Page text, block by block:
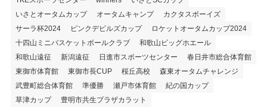
いさとオータムカップ
オータムキャンプ
カクタスボーイズ
サーラ杯2024
ピンクデビルズカップ
ロケットオータムカップ2024
十四山ミニバスケットボールクラブ
和歌山ビッグホエール
和歌山遠征
新潟遠征 日進市スポーツセンター
春日井市総合体育館
東御市体育館
東御市長CUP 桜丘高校
森東オータムチャレンジ
武豊町総合体育館
準優勝 瀬戸市体育館
紀の国カップ
草津カップ
豊明市共生プラザカラット